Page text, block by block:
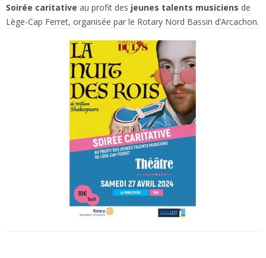
Soirée caritative au profit des jeunes talents musiciens de
Lège-Cap Ferret, organisée par le Rotary Nord Bassin d’Arcachon.